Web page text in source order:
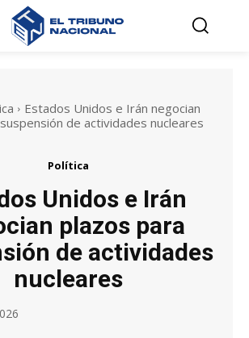
Estados Unidos e Irán negocian
de actividades nucleares
Política
Unidos e Irán
plazos para
de actividades
nucleares